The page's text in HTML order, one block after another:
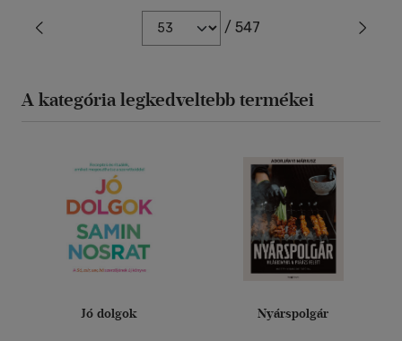
/ 547
A kategória legkedveltebb termékei
Jó dolgok Nyárspolgár